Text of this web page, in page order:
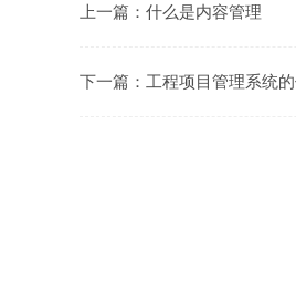
上一篇： 什么是内容管理
下一篇： 工程项目管理系统